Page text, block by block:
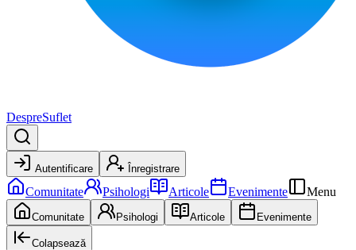
DespreSuflet
Autentificare Înregistrare
Comunitate Psihologi Articole Evenimente Menu
Comunitate Psihologi Articole Evenimente
Colapsează